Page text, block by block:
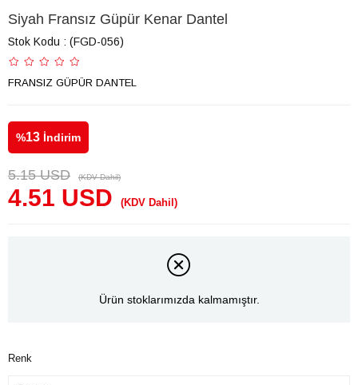
Siyah Fransız Güpür Kenar Dantel
Stok Kodu (FGD-056)
FRANSIZ GÜPÜR DANTEL
%13 İndirim
5.15 USD (KDV Dahil)
4.51 USD (KDV Dahil)
Ürün stoklarımızda kalmamıştır.
Renk